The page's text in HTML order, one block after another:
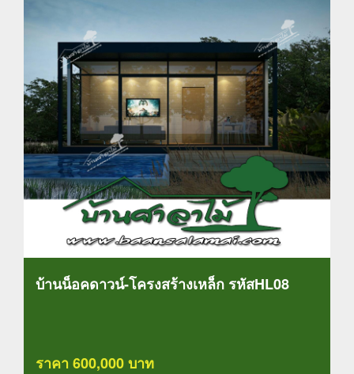
บ้านน็อคดาวน์-โครงสร้างเหล็ก รหัสHL08
ราคา 600,000 บาท